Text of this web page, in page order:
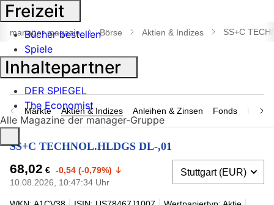
Suche
öffnen
manager magazin Börse Aktien & Indizes SS+C
Märkte Aktien & Indizes Anleihen & Zinsen Fonds
SS+C TECHNOL.HLDGS DL-,01
68,02 € -0,54 (-0,79%)
10.08.2026, 10:47:34 Uhr
Freizeit
Bücher bestellen
Spiele
Inhaltepartner
DER SPIEGEL
The Economist
Alle Magazine der manager-Gruppe